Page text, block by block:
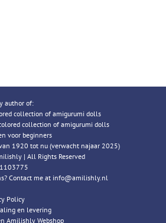
author of:
collection of amigurumi dolls
collection of amigurumi dolls
voor beginners
1920 tot nu (verwacht najaar 2025)
| All Rights Reserved
Contact me at info@amilishly.nl
Policy
en levering
Amilishly Webshop